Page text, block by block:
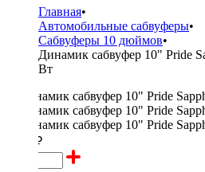
Главная•
Автомобильные сабвуферы•
Сабвуферы 10 дюймов•
Динамик сабвуфер 10" Pride
Вт
7100 ₽